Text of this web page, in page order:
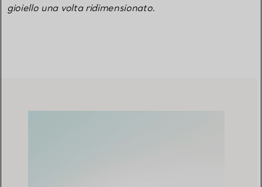
gioiello una volta ridimensionato.